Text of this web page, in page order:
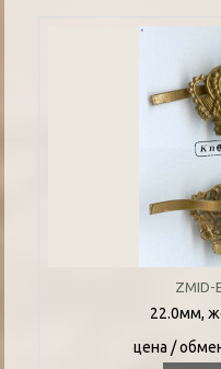
ZMID-
22.0мм,
цена /